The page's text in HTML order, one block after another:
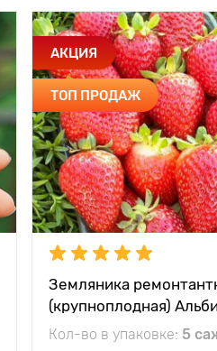
АКЦИЯ
ТОП ПРОДАЖ
Земляника
(крупноплодная)
Кол-во в упаковке: 5